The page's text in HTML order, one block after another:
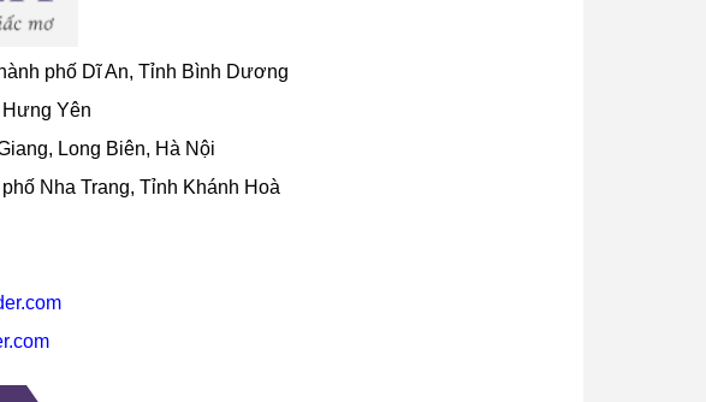
phố Dĩ An, Tỉnh Bình Dương
Yên
Long Biên, Hà Nội
Nha Trang, Tỉnh Khánh Hoà